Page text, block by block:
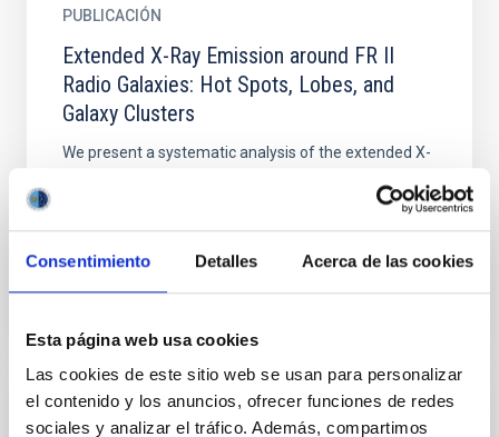
Consentimiento Detalles Acerca de las cookies
Esta página web usa cookies
Las cookies de este sitio web se usan para personalizar
el contenido y los anuncios, ofrecer funciones de redes
sociales y analizar el tráfico. Además, compartimos
PUBLICACIÓN
Extended X-Ray Emission around FR II
Radio Galaxies: Hot Spots, Lobes, and
Galaxy Clusters
We present a systematic analysis of the extended X-
galaxies from the revised Third Cambridge Catalog
PUBLICACIÓN